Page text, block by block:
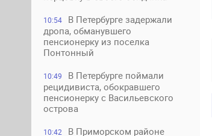
10:54
В Петербурге задержали
дропа, обманувшего
пенсионерку из поселка
Понтонный
10:49
В Петербурге поймали
рецидивиста, обокравшего
пенсионерку с Васильевского
острова
10:42
В Приморском районе